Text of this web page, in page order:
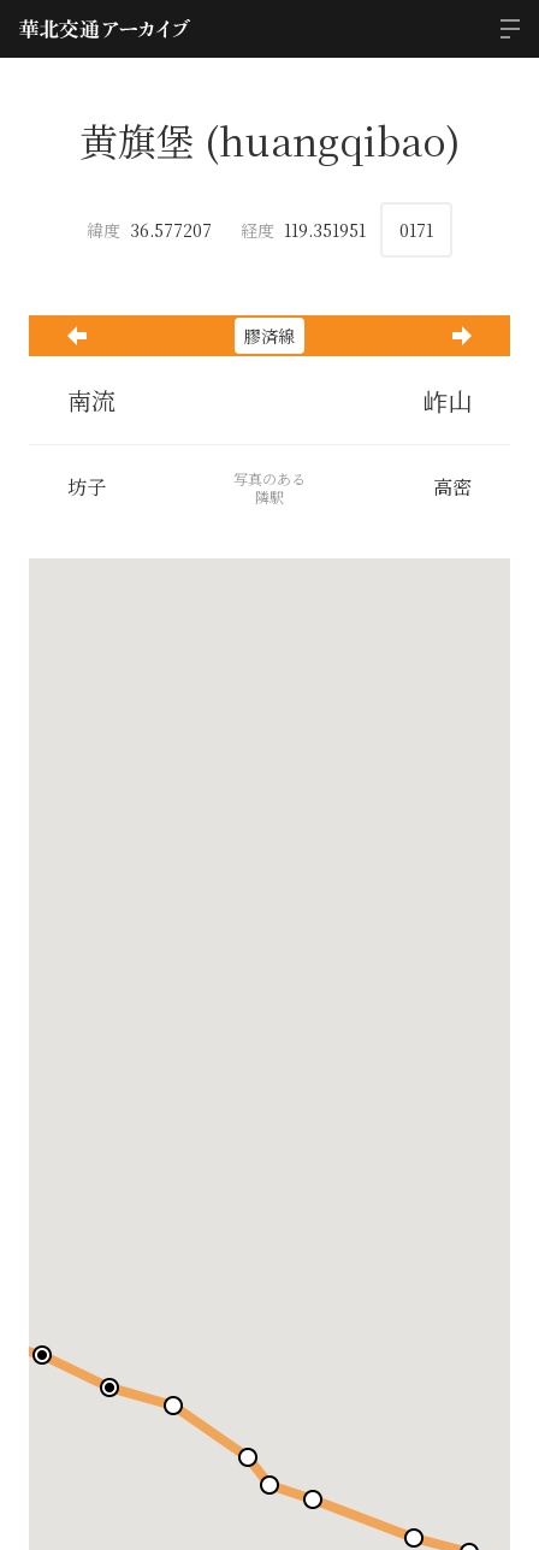
黄旗堡 (huangqibao)
緯度 36.577207 経度 119.351951 0171
膠済線
南流 岞山
坊子
写真のある
隣駅
高密